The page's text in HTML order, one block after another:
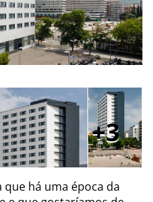
3
há uma época da